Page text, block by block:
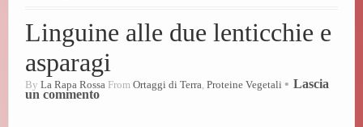
Linguine alle due lenticchie e
asparagi
By La Rapa Rossa From Ortaggi di Terra, Proteine Vegetali Lascia
un commento